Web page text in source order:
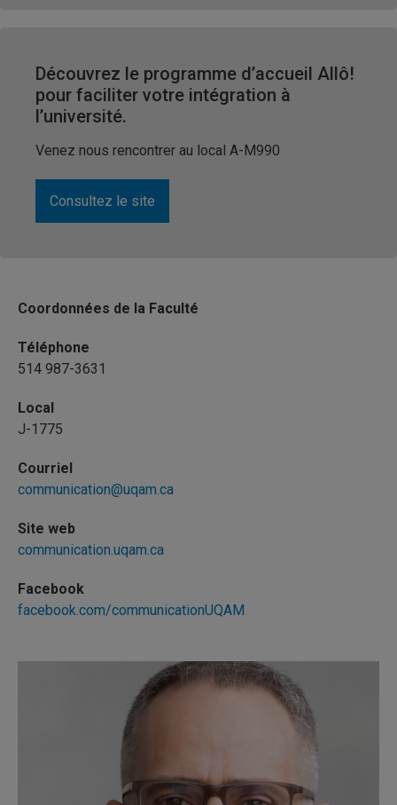
Découvrez le programme d’accueil Allô!
pour faciliter votre intégration à
l’université.
Venez nous rencontrer au local A-M990
Consultez le site
Coordonnées de la Faculté
Téléphone
514 987-3631
Local
J-1775
Courriel
communication@uqam.ca
Site web
communication.uqam.ca
Facebook
facebook.com/communicationUQAM